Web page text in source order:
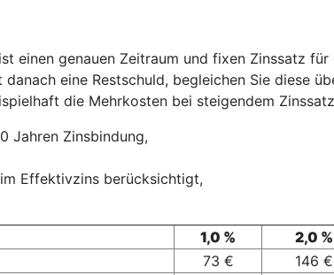
einen genauen Zeitraum und fixen Zinssatz
eine Restschuld, begleichen Sie diese
die Mehrkosten bei steigendem
Jahren Zinsbindung,
Effektivzins berücksichtigt,
1,0 % 2,0 %
73 € 146 €